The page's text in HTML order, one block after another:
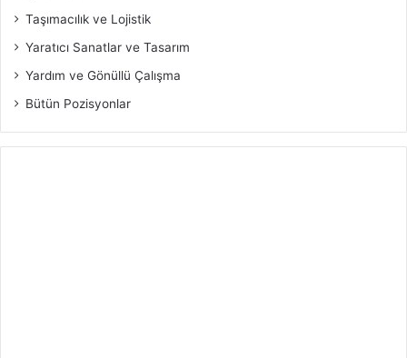
Taşımacılık ve Lojistik
Yaratıcı Sanatlar ve Tasarım
Yardım ve Gönüllü Çalışma
Bütün Pozisyonlar